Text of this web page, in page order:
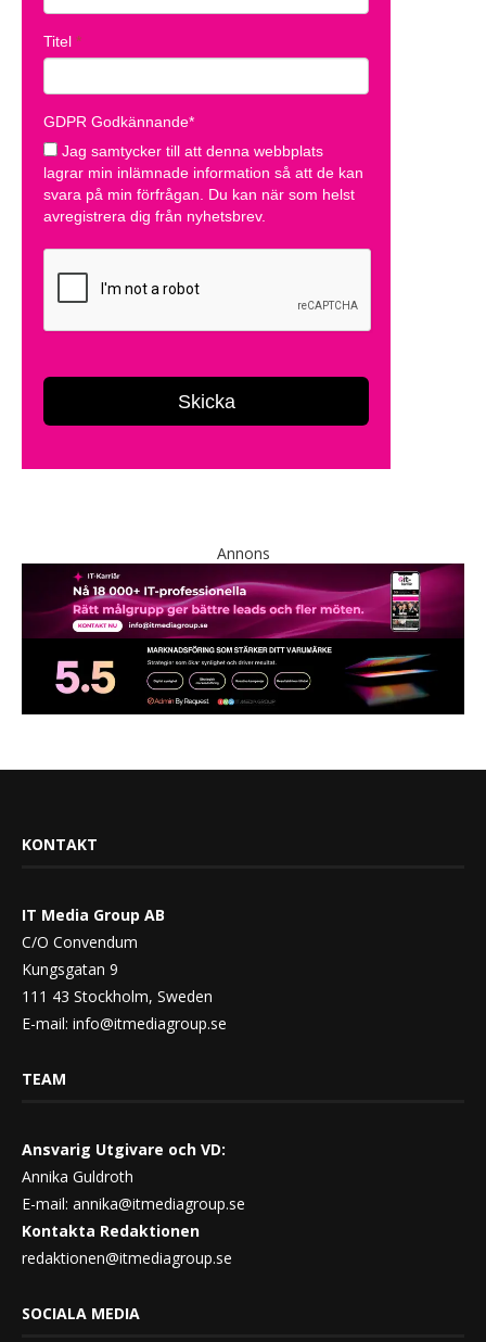
Annons
KONTAKT
IT Media Group AB
C/O Convendum
Kungsgatan 9
111 43 Stockholm, Sweden
E-mail: info@itmediagroup.se
TEAM
Ansvarig Utgivare och VD:
Annika Guldroth
E-mail: annika@itmediagroup.se
Kontakta Redaktionen
redaktionen@itmediagroup.se
SOCIALA MEDIA